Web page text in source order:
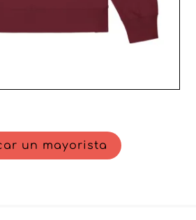
un mayorista